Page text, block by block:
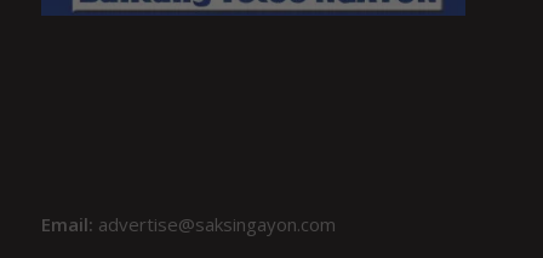
Email: advertise@saksingayon.com